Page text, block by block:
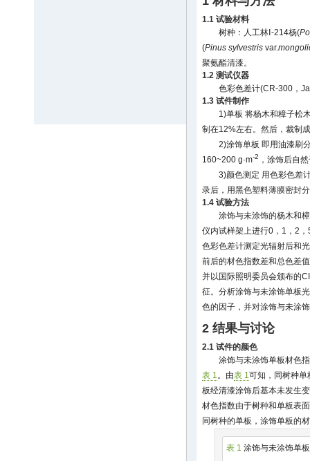
1.1 试验材料
树种：人工林Ⅰ-214杨(
(Pinus sylvestris var.
聚氨酯清漆。
1.2 测试仪器
色彩色差计(CR-300，
1.3 试件制作
1)单板 将杨木和樟子松
制在12%左右。然后，裁制
2)涂饰单板 即用油漆刷
160~200 g·m-2 ，涂饰后自
3)颜色测定 用色彩色差
录后，用黑色塑料薄膜密封
1.4 试验方法
涂饰与未涂饰的杨木和
仪内试样架上进行0，1，2
色彩色差计测定光辐射后和
前后的材色指数差和总色差
并以国际照明委员会颁布的
征。分析涂饰与未涂饰单板
色的因子，并对涂饰与未涂
2 结果与讨论
2.1 试件的颜色
涂饰与未涂饰单板材色
表 1。由表 1可知，同树种单
板经清漆涂饰后基本未发生
材色指数由于树种和单板表
同树种的单板，涂饰单板的
表 1 涂饰与未涂饰单